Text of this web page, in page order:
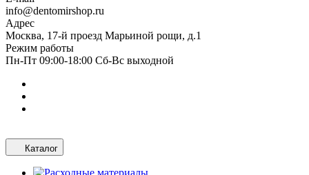
info@dentomirshop.ru
Адрес
Москва, 17-й проезд Марьиной рощи, д.1
Режим работы
Пн-Пт 09:00-18:00 Сб-Вс выходной
Каталог